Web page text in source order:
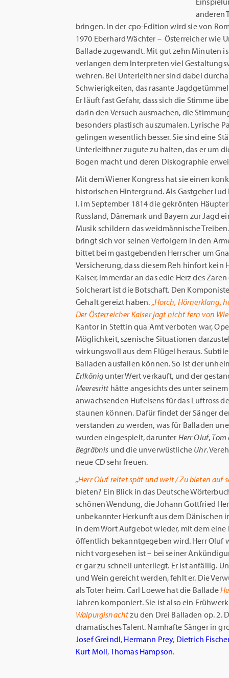
anderen
bringen. In der cpo-Edition wird sie von
1970 Eberhard Wächter – Österreicher wie
Ballade zugewandt. Mit gut zehn Minuten
verlangen dem Interpreten viel
wehren. Bei Unterleithner sind dabei
Schwierigkeiten, das rasante
Er läuft fast Gefahr, dass sich die Stimme
darin den Versuch ausmachen, die
besonders plastisch auszumalen. Lyrische
gelingen wesentlich besser. Sie sind eine
Unterleithner zugute zu halten, das er um
Bogen macht und deren Diskographie
Mit dem Wiener Kongress hat sie einen
historischen Hintergrund. Als Gastgeber lud
I. im September 1814 die gekrönten
Russland, Dänemark und Bayern zur Jagd
Musik schildern das weidmännische
bringt sich vor seinen Verfolgern in den
bittet beim gastgebenden Herrscher um
Versicherung, dass diesem Reh hinfort
Kaiser, immerdar an das edle Herz des
Solcherart ist die Botschaft. Den
Gehalt gereizt haben. „Horch, Hörnerklang,
Der Österreicher Kaiser jagt nicht fern von
Kantor in Stettin qua Amt verboten war,
Möglichkeit, szenische Situationen
wirkungsvoll aus dem Flügel heraus.
Balladen ausfallen können. So ist der
Erlkönig unter Wert verkauft, und der
Meeresritthätte angesichts des unter
anwachsenden Hufeisens für das Luftross
staunen können. Dafür findet der Sänger
verstanden zu werden, was für Balladen
wurden eingespielt, darunter Herr Oluf, Tom
Begräbnis und die unverwüstliche Uhr.
neue CD sehr freuen.
„Herr Oluf reitet spät und weit / Zu bieten auf
bieten? Ein Blick in das Deutsche
schönen Wendung, die Johann Gottfried
unbekannter Herkunft aus dem Dänischen
in dem Wort Aufgebot wieder, mit dem
öffentlich bekanntgegeben wird. Herr Oluf
nicht vorgesehen ist – bei seiner
er gar zu schnell unterliegt. Er ist anfällig.
und Wein gereicht werden, fehlt er. Die
als Toter heim. Carl Loewe hat die Ballade
Jahren komponiert. Sie ist also ein
Walpurgisnachtzu den Drei Balladen op. 2.
dramatisches Talent. Namhafte Sänger in
Josef Greindl, Hermann Prey, Dietrich
Kurt Moll,Thomas Hampson.